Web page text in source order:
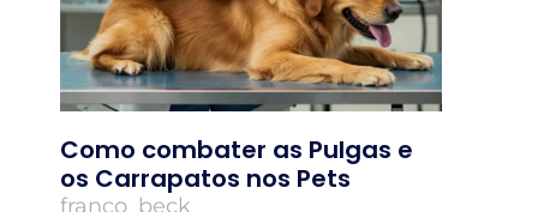
Como combater as Pulgas e
os Carrapatos nos Pets
franco_beck